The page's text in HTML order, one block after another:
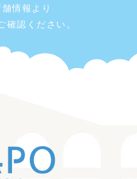
情報より
認ください。